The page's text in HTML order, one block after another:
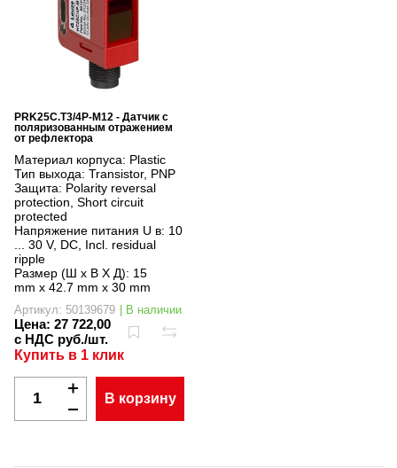
PRK25C.T3/4P-M12 - Датчик с
поляризованным отражением
от рефлектора
Материал корпуса: Plastic
Тип выхода: Transistor, PNP
Защита: Polarity reversal
protection, Short circuit
protected
Напряжение питания U в: 10
... 30 V, DC, Incl. residual
ripple
Размер (Ш x В X Д): 15
mm x 42.7 mm x 30 mm
Артикул: 50139679 | В наличии
Цена: 27 722,00
с НДС руб./шт.
Купить в 1 клик
В корзину